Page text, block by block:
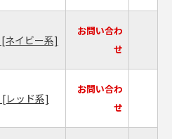
[ネイビー系]
お問い合わ
せ
[レッド系]
お問い合わ
せ